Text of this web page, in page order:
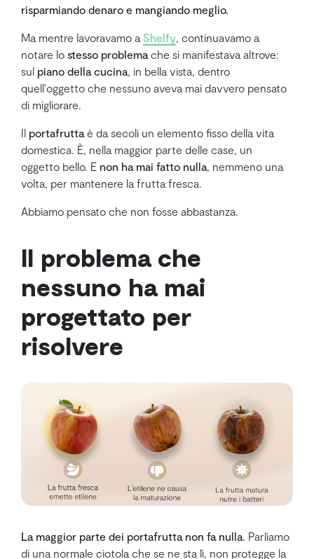
risparmiando denaro e mangiando meglio.
Ma mentre lavoravamo a Shelfy , continuavamo a
notare lo stesso problema che si manifestava altrove:
sul piano della cucina , in bella vista, dentro
quell'oggetto che nessuno aveva mai davvero pensato
di migliorare.
Il portafrutta è da secoli un elemento fisso della vita
domestica. È, nella maggior parte delle case, un
oggetto bello. E non ha mai fatto nulla , nemmeno una
volta, per mantenere la frutta fresca.
Abbiamo pensato che non fosse abbastanza.
Il problema che
nessuno ha mai
progettato per
risolvere
La maggior parte dei portafrutta non fa nulla. Parliamo
di una normale ciotola che se ne sta lì, non protegge la